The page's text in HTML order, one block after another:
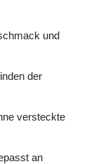
und
der
versteckte
an